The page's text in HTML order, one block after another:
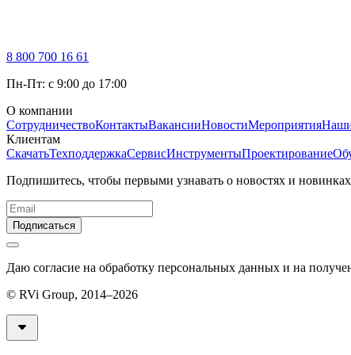
8 800 700 16 61
Пн-Пт: с 9:00 до 17:00
О компании
СотрудничествоКонтактыВакансииНовостиМероприятия
Клиентам
СкачатьТехподдержкаСервисИнструментыПроектирование
Подпишитесь, чтобы первыми узнавать о новостях и
Подписаться
Даю согласие на обработку персональных данных и на
© RVi Group, 2014–2026